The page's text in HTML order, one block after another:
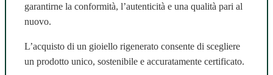
garantirne la conformità, l’autenticità e una qualità pari al
nuovo.
L’acquisto di un gioiello rigenerato consente di scegliere
un prodotto unico, sostenibile e accuratamente certificato.